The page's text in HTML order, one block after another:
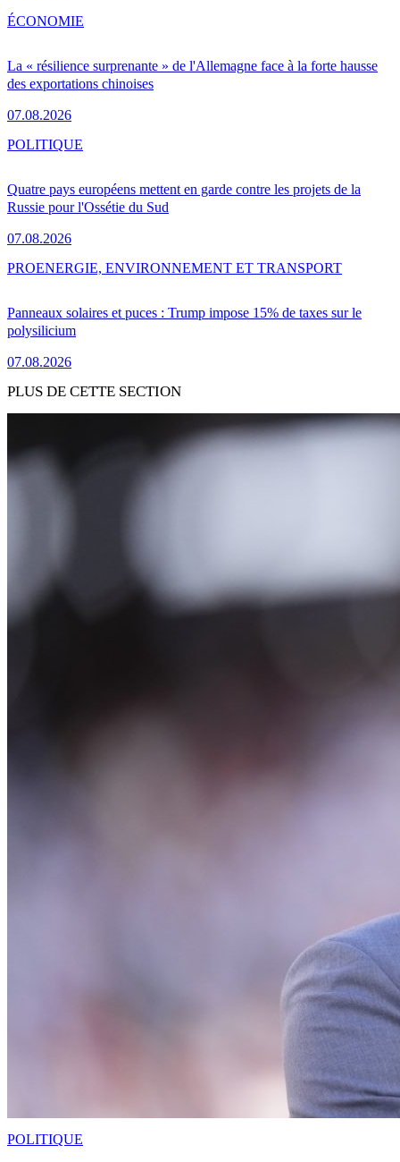
La « résilience surprenante » de l'Allemagne face à la forte hausse
des exportations chinoises
07.08.2026
ÉCONOMIE
Quatre pays européens mettent en garde contre les projets de la
Russie pour l'Ossétie du Sud
07.08.2026
POLITIQUE
Panneaux solaires et puces : Trump impose 15% de taxes sur le
polysilicium
07.08.2026
PROENERGIE, ENVIRONNEMENT ET TRANSPORT
PLUS DE CETTE SECTION
POLITIQUE